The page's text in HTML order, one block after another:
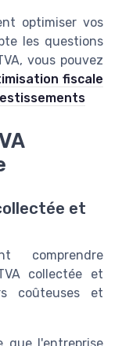
optimiser vos
les questions
vous pouvez
fiscale
et
comprendre
collectée et
coûteuses et